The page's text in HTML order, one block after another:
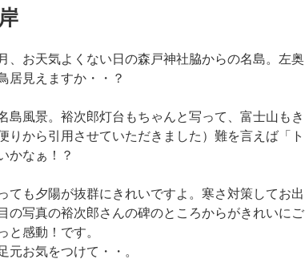
、お天気よくない日の森戸神社脇からの名島。左奥
居見えますか・・？
島風景。裕次郎灯台もちゃんと写って、富士山もき
りから引用させていただきました）難を言えば「ト
かなぁ！？
ても夕陽が抜群にきれいですよ。寒さ対策してお出
の写真の裕次郎さんの碑のところからがきれいにご
と感動！です。
元お気をつけて・・。